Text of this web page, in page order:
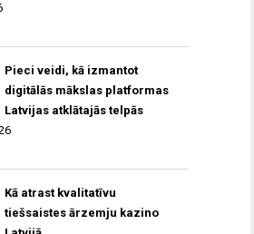
Pieci veidi, kā izmantot
digitālās mākslas platformas
Latvijas atklātajās telpās
Kā atrast kvalitatīvu
tiešsaistes ārzemju kazino